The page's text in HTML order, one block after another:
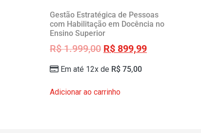
Gestão Estratégica de Pessoas
com Habilitação em Docência no
Ensino Superior
R$1.999,00 R$ 899,99
Em até 12x de R$ 75,00
Adicionar ao carrinho